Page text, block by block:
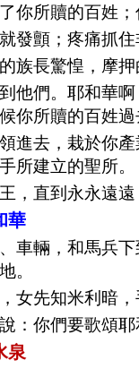
你所贖的百姓
發顫；疼痛抓住
族長驚惶，摩
他們。耶和華
你所贖的百姓過
進去，栽於你
所建立的聖所。
，直到永永遠遠
華
車輛，和馬兵
。
女先知米利暗
：你們要歌頌
泉